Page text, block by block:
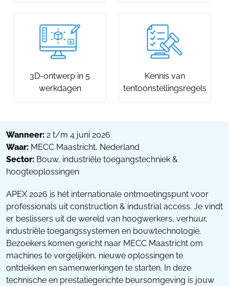
3D-ontwerp in 5
werkdagen
Kennis van
tentoonstellingsregels
Wanneer: 2 t/m 4 juni 2026
Waar: MECC Maastricht, Nederland
Sector: Bouw, industriële toegangstechniek &
hoogteoplossingen
APEX 2026 is hét internationale ontmoetingspunt voor
professionals uit construction & industrial access. Je vindt
er beslissers uit de wereld van hoogwerkers, verhuur,
industriële toegangssystemen en bouwtechnologie.
Bezoekers komen gericht naar MECC Maastricht om
machines te vergelijken, nieuwe oplossingen te
ontdekken en samenwerkingen te starten. In deze
technische en prestatiegerichte beursomgeving is jouw